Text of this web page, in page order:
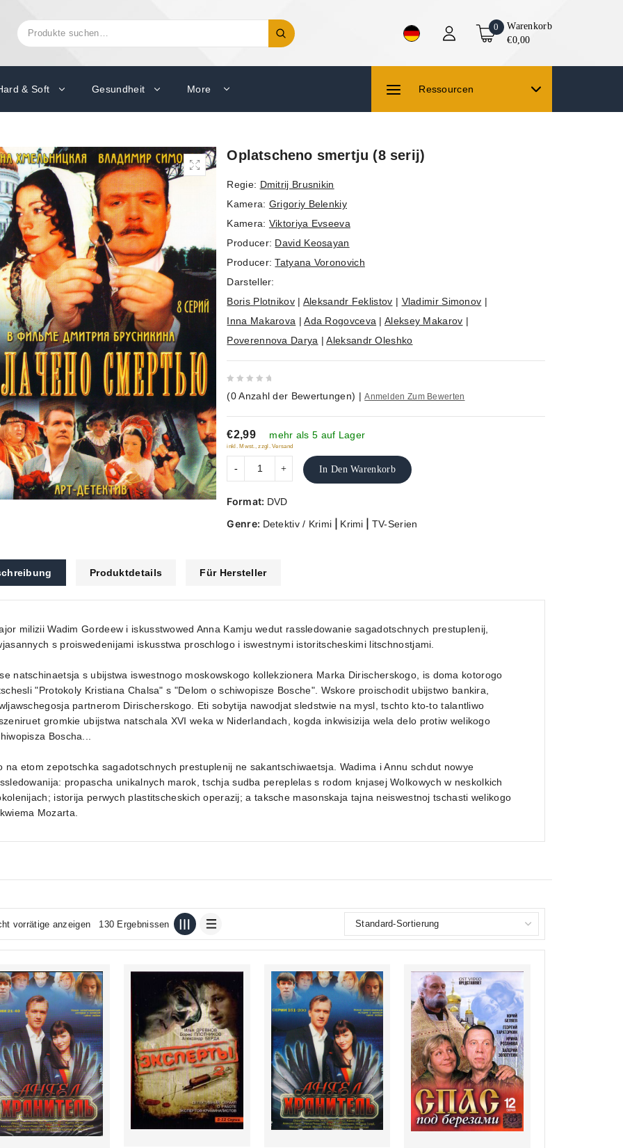
Suchen
nach:
0
Warenkorb
€0,00
& Soft Gesundheit More Ressourcen
Oplatscheno smertju (8 serij)
Regie: Dmitrij Brusnikin
Kamera: Grigoriy Belenkiy
Kamera: Viktoriya Evseeva
Producer: David Keosayan
Producer:Tatyana Voronovich
Darsteller:
Boris Plotnikov| Aleksandr Feklistov | Vladimir Simonov |
Inna Makarova |Ada Rogovceva |Aleksey Makarov |
Poverennova Darya |Aleksandr Oleshko
out
of
5
(0Anzahl der Bewertungen) | Anmelden Zum Bewerten
€2,99 mehr als 5 auf Lager
inkl. Mwst., zzgl. Versand
In Den Warenkorb
Format: DVD
Genre: Detektiv / Krimi Krimi TV-Serien
Produktdetails Für Hersteller
milizii Wadim Gordeew i iskusstwowed Anna Kamju wedut rassledowanie sagadotschnych prestuplenij,
s proiswedenijami iskusstwa proschlogo i iswestnymi istoritscheskimi litschnostjami.
natschinaetsja s ubijstwa iswestnogo moskowskogo kollekzionera Marka Dirischerskogo, is doma kotorogo
"Protokoly Kristiana Chalsa" s "Delom o schiwopisze Bosche". Wskore proischodit ubijstwo bankira,
partnerom Dirischerskogo. Eti sobytija nawodjat sledstwie na mysl, tschto kto-to talantliwo
gromkie ubijstwa natschala XVI weka w Niderlandach, kogda inkwisizija wela delo protiw welikogo
Boscha...
na etom zepotschka sagadotschnych prestuplenij ne sakantschiwaetsja. Wadima i Annu schdut nowye
propascha unikalnych marok, tschja sudba pereplelas s rodom knjasej Wolkowych w neskolkich
istorija perwych plastitscheskich operazij; a taksche masonskaja tajna neiswestnoj tschasti welikogo
Mozarta.
vorrätige anzeigen 130 Ergebnissen